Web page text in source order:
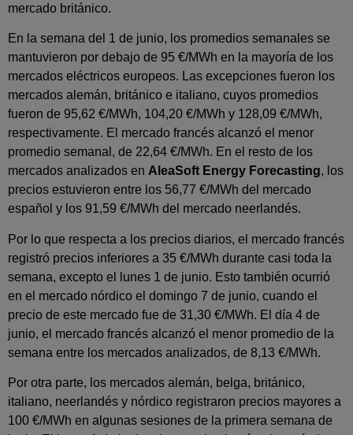
mercado británico.
En la semana del 1 de junio, los promedios semanales se
mantuvieron por debajo de 95 €/MWh en la mayoría de los
mercados eléctricos europeos. Las excepciones fueron los
mercados alemán, británico e italiano, cuyos promedios
fueron de 95,62 €/MWh, 104,20 €/MWh y 128,09 €/MWh,
respectivamente. El mercado francés alcanzó el menor
promedio semanal, de 22,64 €/MWh. En el resto de los
mercados analizados en AleaSoft Energy Forecasting, los
precios estuvieron entre los 56,77 €/MWh del mercado
español y los 91,59 €/MWh del mercado neerlandés.
Por lo que respecta a los precios diarios, el mercado francés
registró precios inferiores a 35 €/MWh durante casi toda la
semana, excepto el lunes 1 de junio. Esto también ocurrió
en el mercado nórdico el domingo 7 de junio, cuando el
precio de este mercado fue de 31,30 €/MWh. El día 4 de
junio, el mercado francés alcanzó el menor promedio de la
semana entre los mercados analizados, de 8,13 €/MWh.
Por otra parte, los mercados alemán, belga, británico,
italiano, neerlandés y nórdico registraron precios mayores a
100 €/MWh en algunas sesiones de la primera semana de